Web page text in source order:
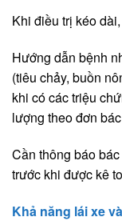
Khi điều trị kéo
Hướng dẫn bệnh
(tiêu chảy, buồn
khi có các triệu
lượng theo đơn
Cần thông báo
trước khi được kê
Khả năng lái xe